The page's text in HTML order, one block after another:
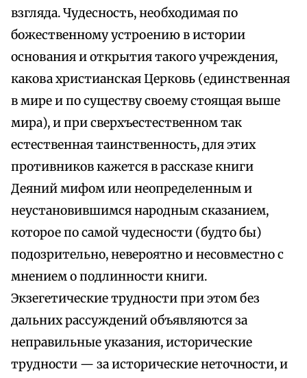
взгляда. Чудесность, необходимая по
божественному устроению в истории
основания и открытия такого учреждения,
какова христианская Церковь (единственная
в мире и по существу своему стоящая выше
мира), и при сверхъестественном так
естественная таинственность, для этих
противников кажется в рассказе книги
Деяний мифом или неопределенным и
неустановившимся народным сказанием,
которое по самой чудесности (будто бы)
подозрительно, невероятно и несовместно с
мнением о подлинности книги.
Экзегетические трудности при этом без
дальних рассуждений объявляются за
неправильные указания, исторические
трудности — за исторические неточности, и